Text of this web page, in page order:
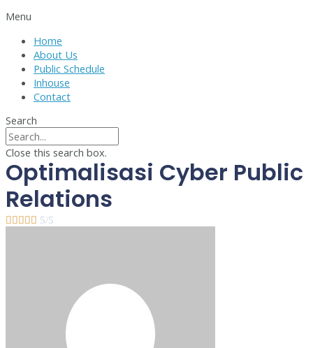
Menu
Home
About Us
Public Schedule
Inhouse
Contact
Search
Close this search box.
Optimalisasi Cyber Public
Relations
     5/5